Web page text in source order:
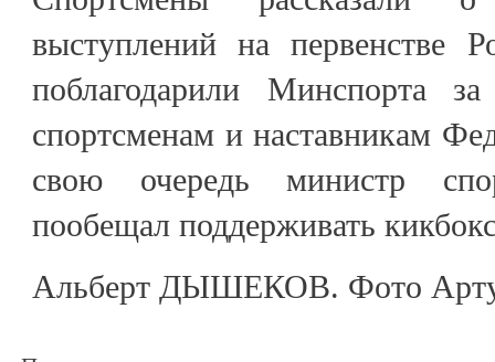
выступлений на первенстве
поблагодарили Минспорта
спортсменам и наставникам
свою очередь министр
пообещал поддерживать
Альберт ДЫШЕКОВ. Фото